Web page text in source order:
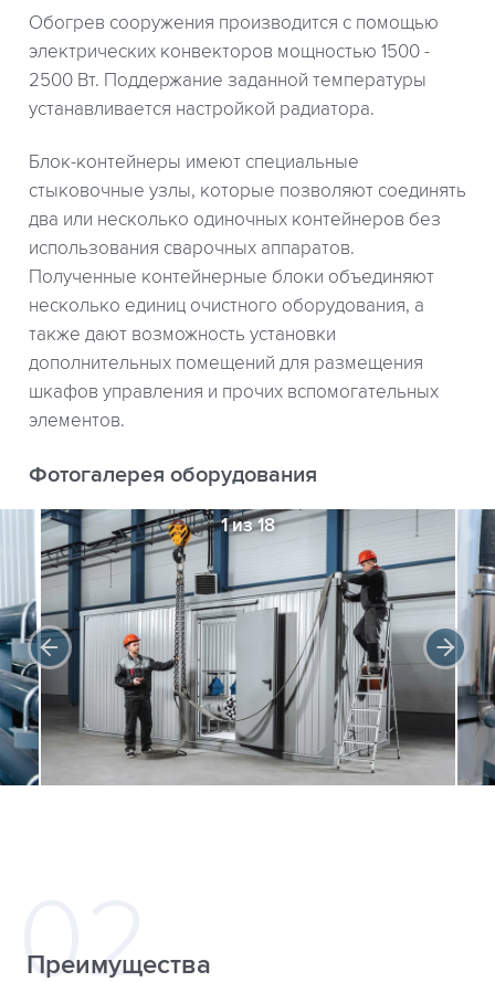
Обогрев сооружения производится с помощью
электрических конвекторов мощностью 1500 -
2500 Вт. Поддержание заданной температуры
устанавливается настройкой радиатора.
Блок-контейнеры имеют специальные
стыковочные узлы, которые позволяют соединять
два или несколько одиночных контейнеров без
использования сварочных аппаратов.
Полученные контейнерные блоки объединяют
несколько единиц очистного оборудования, а
также дают возможность установки
дополнительных помещений для размещения
шкафов управления и прочих вспомогательных
элементов.
Фотогалерея оборудования
1 из 18
Преимущества